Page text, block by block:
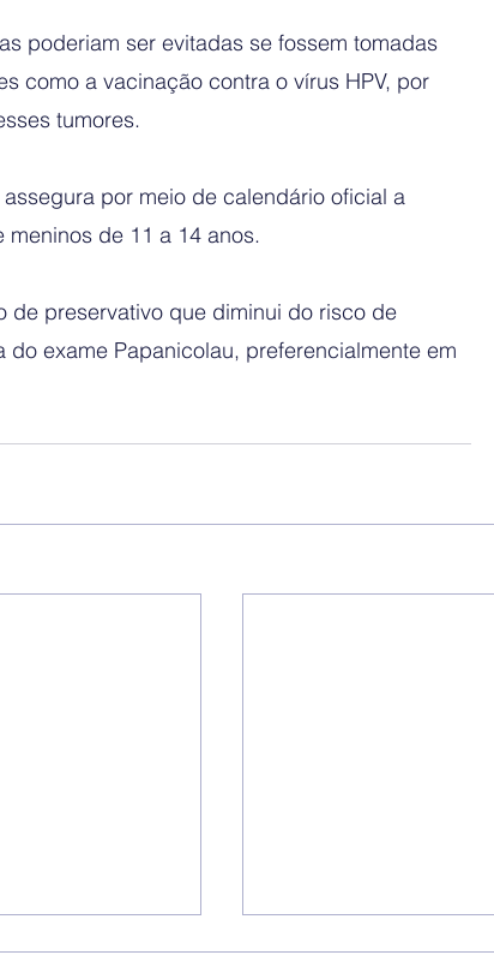
poderiam ser evitadas se fossem tomadas
como a vacinação contra o vírus HPV, por
tumores.
por meio de calendário oficial a
de 11 a 14 anos.
de preservativo que diminui do risco de
exame Papanicolau, preferencialmente em